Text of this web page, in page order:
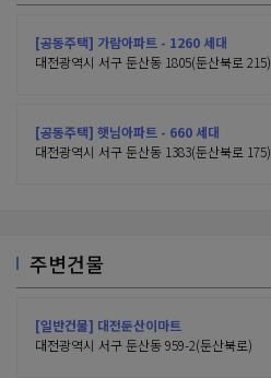
[공동주택] 가람아파트 - 1260 세대
대전광역시 서구 둔산동 1805(둔산북로 215)
[공동주택] 햇님아파트 - 660 세대
대전광역시 서구 둔산동 1383(둔산북로 175)
주변건물
[일반건물] 대전둔산이마트
대전광역시 서구 둔산동 959-2(둔산북로)